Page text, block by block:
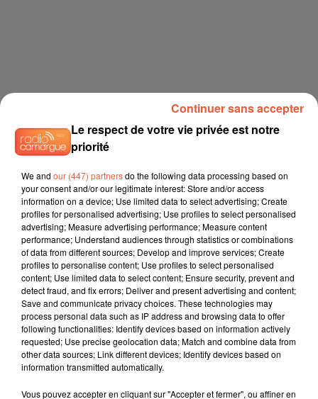
Le respect de votre vie privée est notre
priorité
We and our (447) partnersdo the following data processing based on
your consent and/or our legitimate interest: Store and/or access
information on a device; Use limited data to select advertising; Create
profiles for personalised advertising; Use profiles to select personalised
advertising; Measure advertising performance; Measure content
performance; Understand audiences through statistics or combinations
of data from different sources; Develop and improve services; Create
profiles to personalise content; Use profiles to select personalised
content; Use limited data to select content; Ensure security, prevent and
detect fraud, and fix errors; Deliver and present advertising and content;
Save and communicate privacy choices. These technologies may
process personal data such as IP address and browsing data to offer
following functionalities: Identify devices based on information actively
requested; Use precise geolocation data; Match and combine data from
other data sources; Link different devices; Identify devices based on
information transmitted automatically.
Vous pouvez accepter en cliquant sur "Accepter et fermer", ou affiner en
Continuer sans accepter